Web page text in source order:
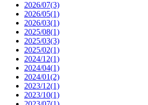
2026/07(3)
2026/05(1)
2026/03(1)
2025/08(1)
2025/03(3)
2025/02(1)
2024/12(1)
2024/04(1)
2024/01(2)
2023/12(1)
2023/10(1)